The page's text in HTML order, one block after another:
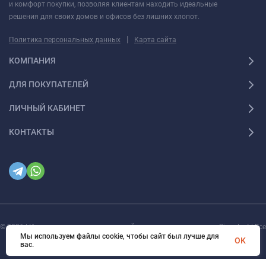
и комфорт покупки, позволяя клиентам находить идеальные
решения для своих домов и офисов без лишних хлопот.
Политика персональных данных | Карта сайта
КОМПАНИЯ
ДЛЯ ПОКУПАТЕЛЕЙ
ЛИЧНЫЙ КАБИНЕТ
КОНТАКТЫ
© 2026 | Интернет магазин инженерной сантехники и электрики Rigaplast | Все
права защищены
Мы используем файлы cookie, чтобы сайт был лучше для
вас.
OK